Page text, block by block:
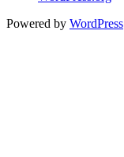
Powered by WordPress